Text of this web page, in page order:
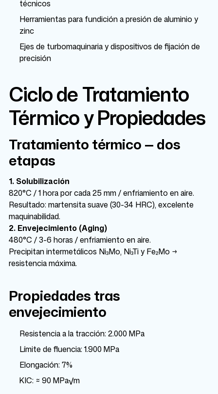
técnicos
Herramientas para fundición a presión de aluminio y
zinc
Ejes de turbomaquinaria y dispositivos de fijación de
precisión
Ciclo de Tratamiento
Térmico y Propiedades
Tratamiento térmico — dos
etapas
1. Solubilización
820°C / 1 hora por cada 25 mm / enfriamiento en aire.
Resultado: martensita suave (30-34 HRC), excelente
maquinabilidad.
2. Envejecimiento (Aging)
480°C / 3-6 horas / enfriamiento en aire.
Precipitan intermetálicos Ni₃Mo, Ni₃Ti y Fe₂Mo →
resistencia máxima.
Propiedades tras
envejecimiento
Resistencia a la tracción: 2.000 MPa
Límite de fluencia: 1.900 MPa
Elongación: 7%
KIC: ≈ 90 MPa√m